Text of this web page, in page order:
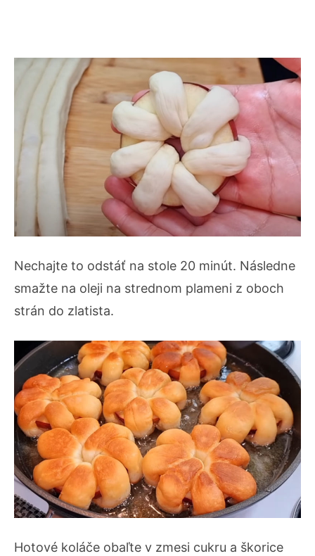
Nechajte to odstáť na stole 20 minút. Následne
smažte na oleji na strednom plameni z oboch
strán do zlatista.
Hotové koláče obaľte v zmesi cukru a škorice